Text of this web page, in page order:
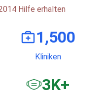
Hilfe erhalten
1,500
Kliniken
3K+